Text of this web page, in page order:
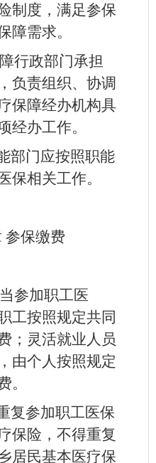
制度，满足参保
障需求。
行政部门承担
负责组织、协调
保障经办机构具
经办工作。
部门应按照职能
保相关工作。
参保缴费
参加职工医
工按照规定共同
；灵活就业人员
由个人按照规定
。
复参加职工医保
保险，不得重复
居民基本医疗保